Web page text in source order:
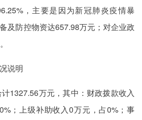
，主要是因为新冠肺炎疫情暴
及防控物资达657.98万元；对企业政
说明
1327.56万元，其中：财政拨款收入
；上级补助收入0万元，占0%；事